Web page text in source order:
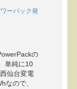
ーパック発
の
単純に10
仙台変電
なので、